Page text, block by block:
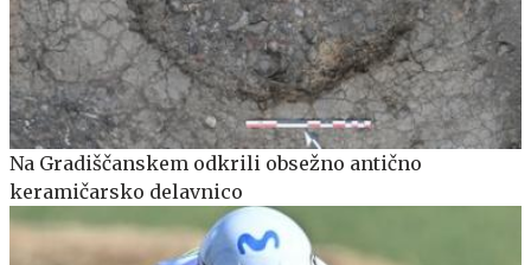
Na Gradiščanskem odkrili obsežno antično
keramičarsko delavnico